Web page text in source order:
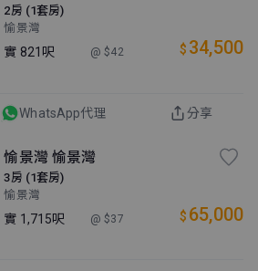
2房 (1套房)
愉景灣
實 821呎 @ $42 $ 34,500
WhatsApp代理 分享
愉景灣 愉景灣
3房 (1套房)
愉景灣
實 1,715呎 @ $37 $ 65,000